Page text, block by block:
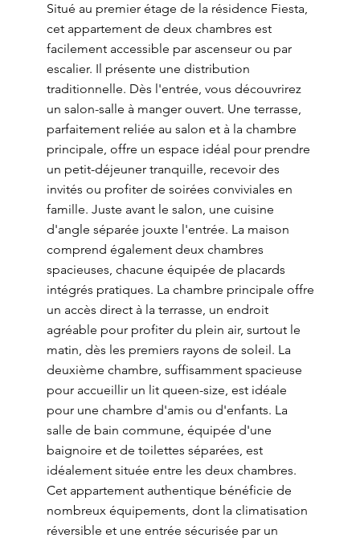
Situé au premier étage de la résidence Fiesta,
cet appartement de deux chambres est
facilement accessible par ascenseur ou par
escalier. Il présente une distribution
traditionnelle. Dès l'entrée, vous découvrirez
un salon-salle à manger ouvert. Une terrasse,
parfaitement reliée au salon et à la chambre
principale, offre un espace idéal pour prendre
un petit-déjeuner tranquille, recevoir des
invités ou profiter de soirées conviviales en
famille. Juste avant le salon, une cuisine
d'angle séparée jouxte l'entrée. La maison
comprend également deux chambres
spacieuses, chacune équipée de placards
intégrés pratiques. La chambre principale offre
un accès direct à la terrasse, un endroit
agréable pour profiter du plein air, surtout le
matin, dès les premiers rayons de soleil. La
deuxième chambre, suffisamment spacieuse
pour accueillir un lit queen-size, est idéale
pour une chambre d'amis ou d'enfants. La
salle de bain commune, équipée d'une
baignoire et de toilettes séparées, est
idéalement située entre les deux chambres.
Cet appartement authentique bénéficie de
nombreux équipements, dont la climatisation
réversible et une entrée sécurisée par un